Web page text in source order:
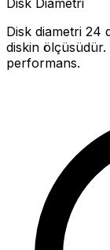
Disk Diametri
Disk diametri 24
diskin ölçüsüdür.
performans.